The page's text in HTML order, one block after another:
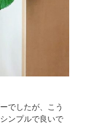
でしたが、こう
ンプルで良いで